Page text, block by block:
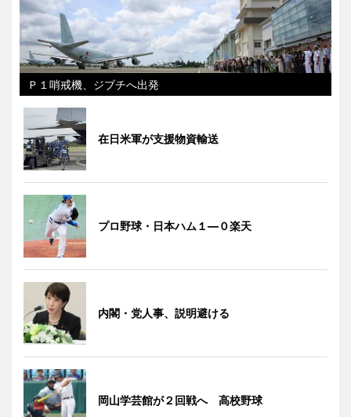
Ｐ１哨戒機、ジブチへ出発
在日米軍が支援物資輸送
プロ野球・日本ハム１―０楽天
内閣・党人事、説明避ける
岡山学芸館が２回戦へ 高校野球